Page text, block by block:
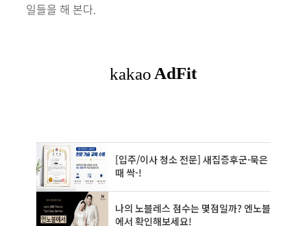
일들을 해 본다.